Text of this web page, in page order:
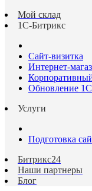
Мой склад
1С-Битрикс
Сайт-визитка
Интернет-
Обновление
Услуги
Подготовка
Битрикс24
Наши партнеры
Блог